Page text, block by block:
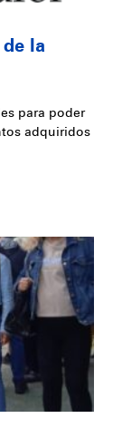
la
para poder
adquiridos